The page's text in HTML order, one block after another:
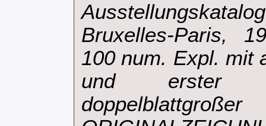
Bruxelles-Paris,
100 num. Expl. mit
und erster
doppelblattgroßer